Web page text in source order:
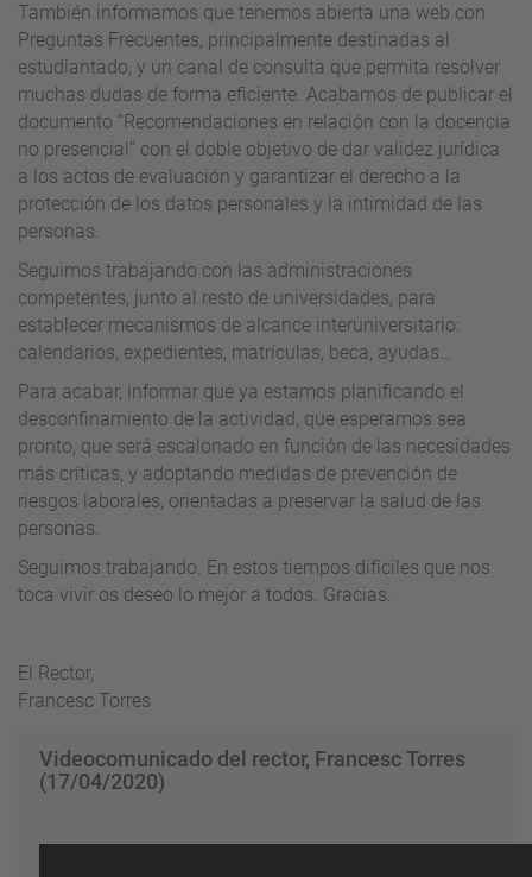
También informamos que tenemos abierta una web con
Preguntas Frecuentes, principalmente destinadas al
estudiantado, y un canal de consulta que permita resolver
muchas dudas de forma eficiente. Acabamos de publicar el
documento “Recomendaciones en relación con la docencia
no presencial” con el doble objetivo de dar validez jurídica
a los actos de evaluación y garantizar el derecho a la
protección de los datos personales y la intimidad de las
personas.
Seguimos trabajando con las administraciones
competentes, junto al resto de universidades, para
establecer mecanismos de alcance interuniversitario:
calendarios, expedientes, matrículas, beca, ayudas…
Para acabar, informar que ya estamos planificando el
desconfinamiento de la actividad, que esperamos sea
pronto, que será escalonado en función de las necesidades
más críticas, y adoptando medidas de prevención de
riesgos laborales, orientadas a preservar la salud de las
personas.
Seguimos trabajando. En estos tiempos difíciles que nos
toca vivir os deseo lo mejor a todos. Gracias.
El Rector,
Francesc Torres
Videocomunicado del rector, Francesc Torres
(17/04/2020)